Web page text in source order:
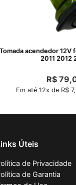
Tomada acendedor 12V
2011 2012
R$
Em até 12x de R$
Úteis
de Privacidade
de Garantia